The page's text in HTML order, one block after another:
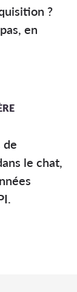
?
en
de
le chat,